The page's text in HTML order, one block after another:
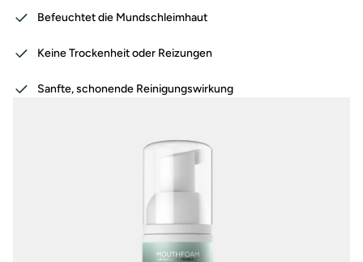
Befeuchtet die Mundschleimhaut
Keine Trockenheit oder Reizungen
Sanfte, schonende Reinigungswirkung